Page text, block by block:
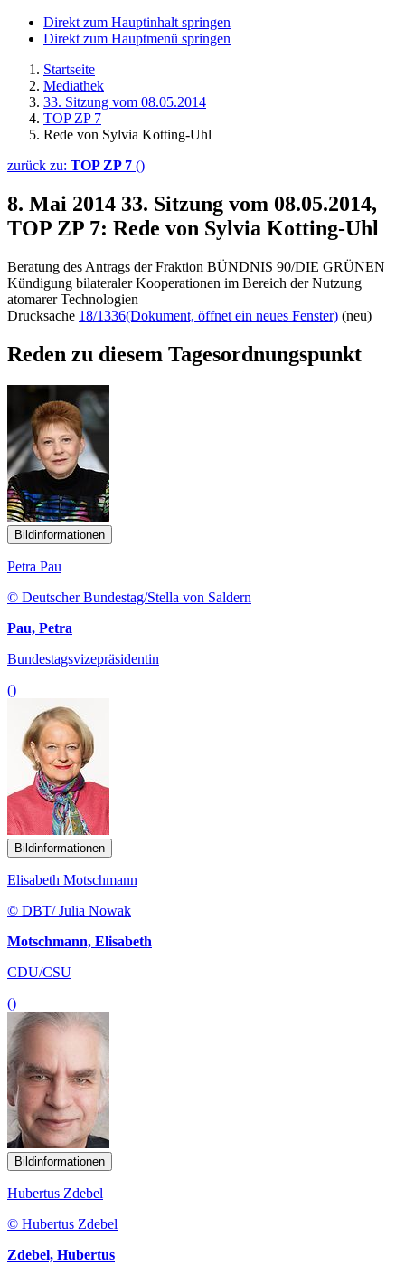
Direkt zum Hauptinhalt springen
Direkt zum Hauptmenü springen
Startseite
Mediathek
33. Sitzung vom 08.05.2014
TOP ZP 7
Rede von Sylvia Kotting-Uhl
zurück zu: TOP ZP 7 ()
8. Mai 2014 33. Sitzung vom 08.05.2014,
TOP ZP 7: Rede von Sylvia Kotting-Uhl
Beratung des Antrags der Fraktion BÜNDNIS 90/DIE GRÜNEN
Kündigung bilateraler Kooperationen im Bereich der Nutzung
atomarer Technologien
Drucksache 18/1336(Dokument, öffnet ein neues Fenster) (neu)
Reden zu diesem Tagesordnungspunkt
Bildinformationen
Petra Pau
© Deutscher Bundestag/Stella von Saldern
Pau, Petra
Bundestagsvizepräsidentin
()
Bildinformationen
Elisabeth Motschmann
© DBT/ Julia Nowak
Motschmann, Elisabeth
CDU/CSU
()
Bildinformationen
Hubertus Zdebel
© Hubertus Zdebel
Zdebel, Hubertus